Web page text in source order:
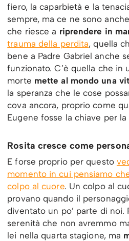
fiero, la caparbietà e la
sempre, ma ce ne sono
che riesce a riprendere in
trauma della perdita, quella
bene a Padre Gabriel anche
funzionato. C’è quella che in
morte mette al mondo una
la speranza che le cose
cova ancora, proprio come
Eugene fosse la chiave per
Rosita cresce come
E forse proprio per questo
momento in cui pensiamo
colpo al cuore. Un colpo al
provano quando il
diventato un po’ parte di noi.
serenità che non avremmo
lei nella quarta stagione, ma